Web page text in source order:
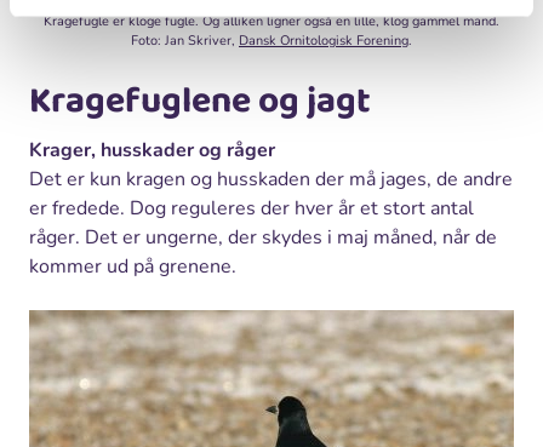
Kragefugle er kloge fugle. Og alliken ligner også en lille, klog gammel mand.
Foto: Jan Skriver, Dansk Ornitologisk Forening.
Kragefuglene og jagt
Krager, husskader og råger
Det er kun kragen og husskaden der må jages, de andre
er fredede. Dog reguleres der hver år et stort antal
råger. Det er ungerne, der skydes i maj måned, når de
kommer ud på grenene.